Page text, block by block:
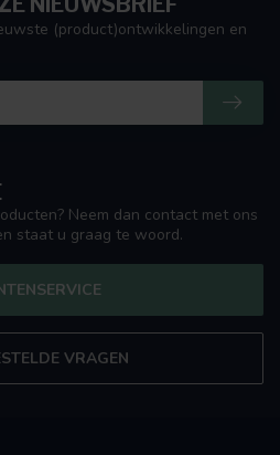
Neem dan contact met ons
staat u graag te woord.
VRAGEN
(product)ontwikkelingen en